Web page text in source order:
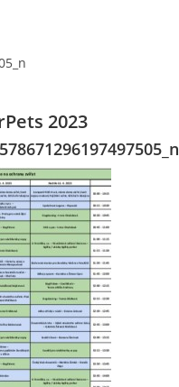
2023